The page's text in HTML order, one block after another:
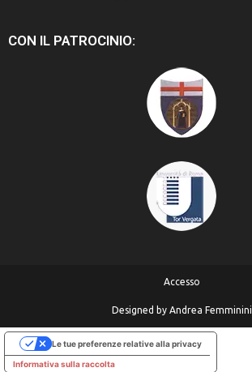
CON IL PATROCINIO:
Accesso
Designed by Andrea Femminini
Informativa sulla raccolta
Le tue preferenze relative alla privacy